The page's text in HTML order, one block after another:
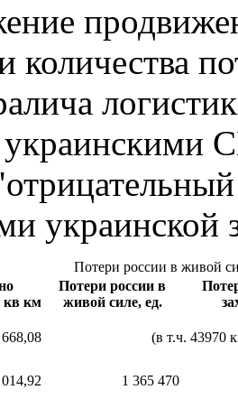
количества
украинской
Потери россии в живой
кв км
Потери россии в
живой силе, ед.
668,08 (в т.ч. 43970
1 365 470